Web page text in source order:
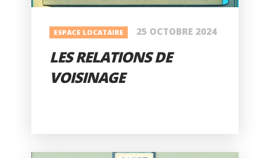
ESPACE LOCATAIRE 25 OCTOBRE 2024
LES RELATIONS DE
VOISINAGE